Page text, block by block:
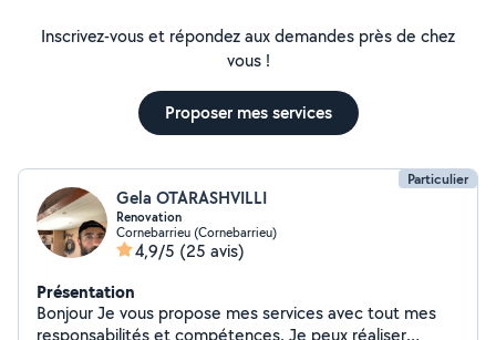
Inscrivez-vous et répondez aux demandes près de chez
vous !
Proposer mes services
Particulier
Gela OTARASHVILLI
Renovation
Cornebarrieu (Cornebarrieu)
4,9/5 (25 avis)
Présentation
Bonjour Je vous propose mes services avec tout mes
responsabilités et compétences. Je peux réaliser